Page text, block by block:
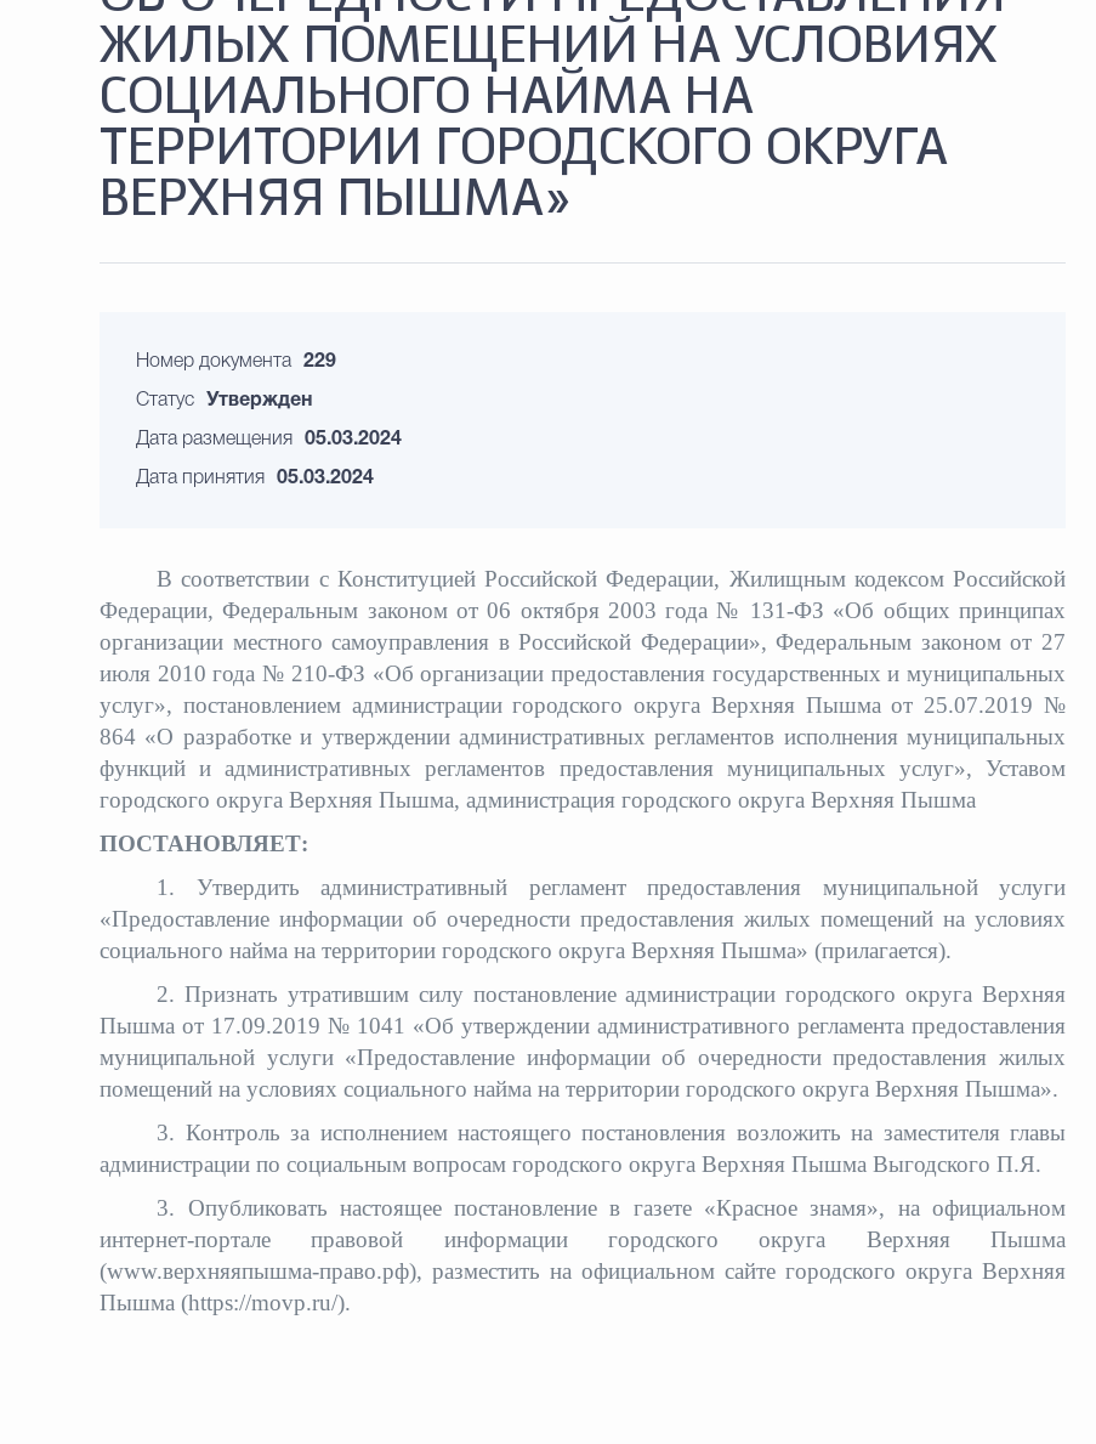
ЖИЛЫХ ПОМЕЩЕНИЙ НА УСЛОВИЯХ
СОЦИАЛЬНОГО НАЙМА НА
ТЕРРИТОРИИ ГОРОДСКОГО ОКРУГА
ВЕРХНЯЯ ПЫШМА»
Номер документа 229
Статус Утвержден
Дата размещения 05.03.2024
Дата принятия 05.03.2024
В соответствии с Конституцией Российской Федерации, Жилищным кодексом Российской
Федерации, Федеральным законом от 06 октября 2003 года № 131-ФЗ «Об общих принципах
организации местного самоуправления в Российской Федерации», Федеральным законом от 27
июля 2010 года № 210-ФЗ «Об организации предоставления государственных и муниципальных
услуг», постановлением администрации городского округа Верхняя Пышма от 25.07.2019 №
864 «О разработке и утверждении административных регламентов исполнения муниципальных
функций и административных регламентов предоставления муниципальных услуг», Уставом
городского округа Верхняя Пышма, администрация городского округа Верхняя Пышма
ПОСТАНОВЛЯЕТ:
1. Утвердить административный регламент предоставления муниципальной услуги
«Предоставление информации об очередности предоставления жилых помещений на условиях
социального найма на территории городского округа Верхняя Пышма» (прилагается).
2. Признать утратившим силу постановление администрации городского округа Верхняя
Пышма от 17.09.2019 № 1041 «Об утверждении административного регламента предоставления
муниципальной услуги «Предоставление информации об очередности предоставления жилых
помещений на условиях социального найма на территории городского округа Верхняя Пышма».
3. Контроль за исполнением настоящего постановления возложить на заместителя главы
администрации по социальным вопросам городского округа Верхняя Пышма Выгодского П.Я.
3. Опубликовать настоящее постановление в газете «Красное знамя», на официальном
интернет-портале правовой информации городского округа Верхняя Пышма
(www.верхняяпышма-право.рф), разместить на официальном сайте городского округа Верхняя
Пышма (https://movp.ru/).